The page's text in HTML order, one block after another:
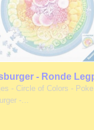
- Ronde
- 500 stukjes
- Circle of Colors - Poke
-…